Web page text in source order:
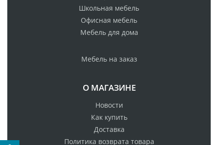
Школьная мебель
Офисная мебель
Мебель для дома
Мебель на заказ
О МАГАЗИНЕ
Новости
Как купить
Доставка
Политика возврата товара